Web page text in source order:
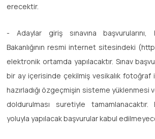
erecektir.
- Adaylar giriş sınavına
Bakanlığının resmi internet sitesindeki
elektronik ortamda yapılacaktır. Sınav
bir ay içerisinde çekilmiş vesikalık fotoğraf
hazırladığı özgeçmişin sisteme yüklenmesi
doldurulması suretiyle
yoluyla yapılacak başvurular kabul